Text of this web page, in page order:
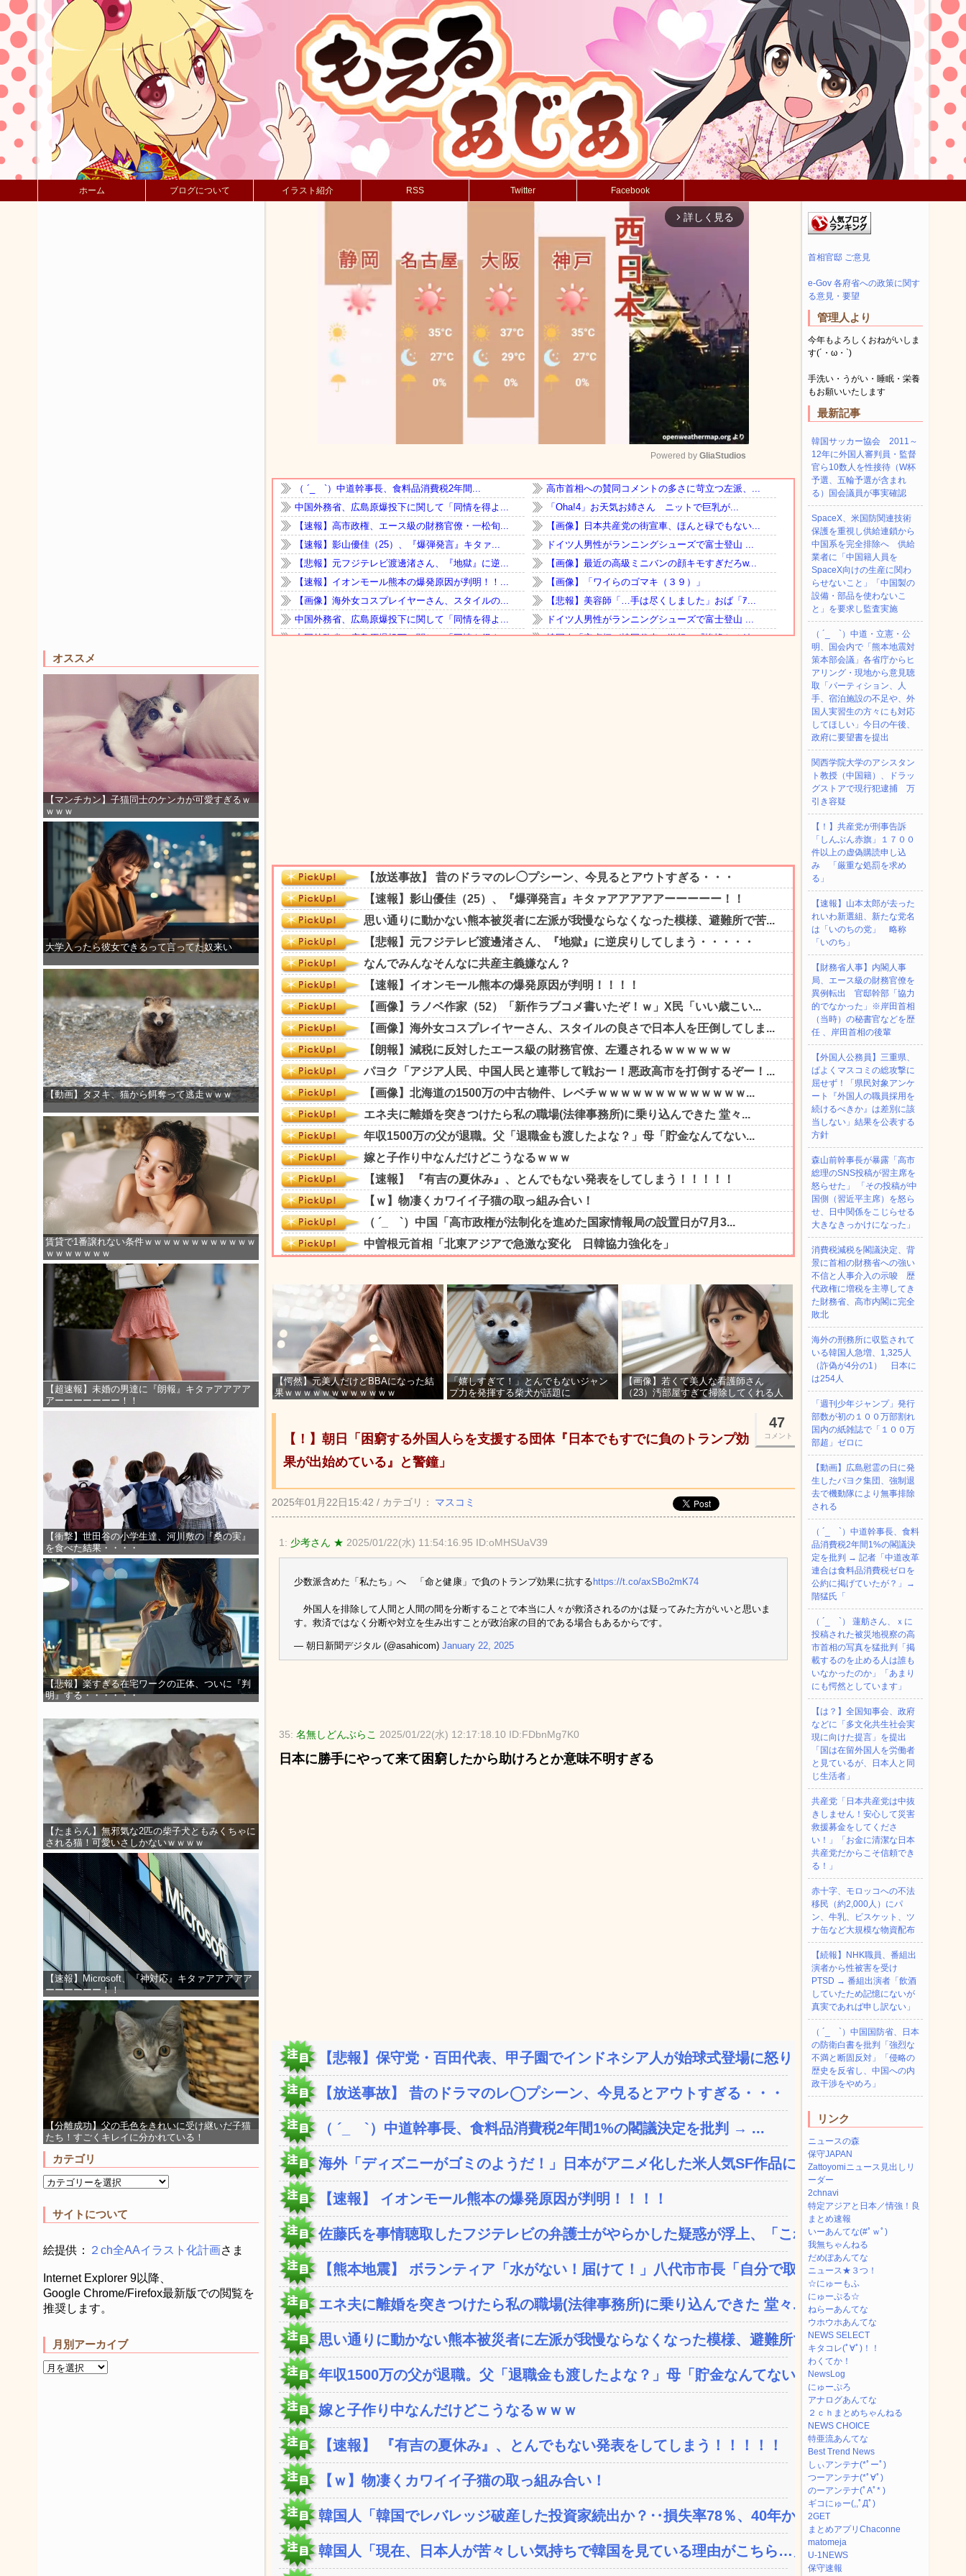
ホーム ブログについて イラスト紹介 RSS Twitter Facebook
オススメ
【マンチカン】子猫同士のケンカが可愛すぎるｗ
ｗｗｗ
大学入ったら彼女できるって言ってた奴来い
【動画】タヌキ、猫から餌奪って逃走ｗｗｗ
賃貸で1番譲れない条件ｗｗｗｗｗｗｗｗｗｗｗｗ
ｗｗｗｗｗｗｗ
【超速報】未婚の男達に『朗報』キタァアアアア
アーーーーーーー！！
【衝撃】世田谷の小学生達、河川敷の『桑の実』
を食べた結果・・・・
【悲報】楽すぎる在宅ワークの正体、ついに『判
明』する・・・・・・
【たまらん】無邪気な2匹の柴子犬ともみくちゃに
される猫！可愛いさしかないｗｗｗｗ
【速報】Microsoft、『神対応』キタァアアアアア
ーーーーーー！！
【分離成功】父の毛色をきれいに受け継いだ子猫
たち！すごくキレイに分かれている！
カテゴリ
サイトについて
絵提供： ２ch全AAイラスト化計画さま
Internet Explorer 9以降、
Google Chrome/Firefox最新版での閲覧を
推奨します。
月別アーカイブ
arrow_forward_ios 詳しく見る
Mute
Powered by GliaStudios
【愕然】元美人だけどBBAになった結
果ｗｗｗｗｗｗｗｗｗｗｗｗ
「嬉しすぎて！」とんでもないジャン
プ力を発揮する柴犬が話題に
【画像】若くて美人な看護師さん
（23）汚部屋すぎて掃除してくれる人
47
コメント
【！】朝日「困窮する外国人らを支援する団体『日本でもすでに負のトランプ効
果が出始めている』と警鐘」
2025年01月22日15:42 / カテゴリ： マスコミ
1: 少考さん ★ 2025/01/22(水) 11:54:16.95 ID:oMHSUaV39
少数派含めた「私たち」へ 「命と健康」で負のトランプ効果に抗するhttps://t.co/axSBo2mK74
外国人を排除して人間と人間の間を分断することで本当に人々が救済されるのかは疑ってみた方がいいと思いま
す。救済ではなく分断や対立を生み出すことが政治家の目的である場合もあるからです。
— 朝日新聞デジタル (@asahicom) January 22, 2025
35: 名無しどんぶらこ 2025/01/22(水) 12:17:18.10 ID:FDbnMg7K0
日本に勝手にやって来て困窮したから助けろとか意味不明すぎる
【悲報】保守党・百田代表、甲子園でインドネシア人が始球式登場に怒り「甲...
【放送事故】 昔のドラマのレ◯プシーン、今見るとアウトすぎる・・・
（ ´_ゝ`）中道幹事長、食料品消費税2年間1%の閣議決定を批判 → ...
海外「ディズニーがゴミのようだ！」日本がアニメ化した米人気SF作品に絶...
【速報】 イオンモール熊本の爆発原因が判明！！！！
佐藤氏を事情聴取したフジテレビの弁護士がやらかした疑惑が浮上、「これが...
【熊本地震】 ボランティア「水がない！届けて！」八代市市長「自分で取り...
エネ夫に離婚を突きつけたら私の職場(法律事務所)に乗り込んできた 堂々...
思い通りに動かない熊本被災者に左派が我慢ならなくなった模様、避難所で苦...
年収1500万の父が退職。父「退職金も渡したよな？」母「貯金なんてない...
嫁と子作り中なんだけどこうなるｗｗｗ
【速報】 『有吉の夏休み』、とんでもない発表をしてしまう！！！！！
【ｗ】物凄くカワイイ子猫の取っ組み合い！
韓国人「韓国でレバレッジ破産した投資家続出か？‥損失率78％、40年か...
韓国人「現在、日本人が苦々しい気持ちで韓国を見ている理由がこちら…」→...
首相官邸 ご意見
e-Gov 各府省への政策に関す
る意見・要望
管理人より
今年もよろしくおねがいしま
す(´・ω・`)
手洗い・うがい・睡眠・栄養
もお願いいたします
最新記事
韓国サッカー協会 2011～
12年に外国人審判員・監督
官ら10数人を性接待（W杯
予選、五輪予選が含まれ
る）国会議員が事実確認
SpaceX、米国防関連技術
保護を重視し供給連鎖から
中国系を完全排除へ 供給
業者に「中国籍人員を
SpaceX向けの生産に関わ
らせないこと」「中国製の
設備・部品を使わないこ
と」を要求し監査実施
（ ´_ゝ`）中道・立憲・公
明、国会内で「熊本地震対
策本部会議」各省庁からヒ
アリング・現地から意見聴
取「パーティション、人
手、宿泊施設の不足や、外
国人実習生の方々にも対応
してほしい」今日の午後、
政府に要望書を提出
関西学院大学のアシスタン
ト教授（中国籍）、ドラッ
グストアで現行犯逮捕 万
引き容疑
【！】共産党が刑事告訴
「しんぶん赤旗」１７００
件以上の虚偽購読申し込
み 「厳重な処罰を求め
る」
【速報】山本太郎が去った
れいわ新選組、新たな党名
は「いのちの党」 略称
「いのち」
【財務省人事】内閣人事
局、エース級の財務官僚を
異例転出 官邸幹部「協力
的でなかった」※岸田首相
（当時）の秘書官などを歴
任 、岸田首相の後輩
【外国人公務員】三重県、
ぱよくマスコミの総攻撃に
屈せず！「県民対象アンケ
ート『外国人の職員採用を
続けるべきか』は差別に該
当しない」結果を公表する
方針
森山前幹事長が暴露「高市
総理のSNS投稿が習主席を
怒らせた」 「その投稿が中
国側（習近平主席）を怒ら
せ、日中関係をこじらせる
大きなきっかけになった」
消費税減税を閣議決定、背
景に首相の財務省への強い
不信と人事介入の示唆 歴
代政権に増税を主導してき
た財務省、高市内閣に完全
敗北
海外の刑務所に収監されて
いる韓国人急増、1,325人
（詐偽が4分の1） 日本に
は254人
「週刊少年ジャンプ」発行
部数が初の１００万部割れ
国内の紙雑誌で「１００万
部超」ゼロに
【動画】広島慰霊の日に発
生したパヨク集団、強制退
去で機動隊により無事排除
される
（ ´_ゝ`）中道幹事長、食料
品消費税2年間1%の閣議決
定を批判 → 記者「中道改革
連合は食料品消費税ゼロを
公約に掲げていたが？」→
階猛氏「
（ ´_ゝ`） 蓮舫さん、ｘに
投稿された被災地視察の高
市首相の写真を猛批判「掲
載するのを止める人は誰も
いなかったのか」「あまり
にも愕然としています」
【は？】全国知事会、政府
などに「多文化共生社会実
現に向けた提言」を提出
「国は在留外国人を労働者
と見ているが、日本人と同
じ生活者」
共産党「日本共産党は中抜
きしません！安心して災害
救援募金をしてくださ
い！」「お金に清潔な日本
共産党だからこそ信頼でき
る！」
赤十字、モロッコへの不法
移民（約2,000人）にパ
ン、牛乳、ビスケット、ツ
ナ缶など大規模な物資配布
【続報】NHK職員、番組出
演者から性被害を受け
PTSD → 番組出演者「飲酒
していたため記憶にないが
真実であれば申し訳ない」
（ ´_ゝ`）中国国防省、日本
の防衛白書を批判「強烈な
不満と断固反対」「侵略の
歴史を反省し、中国への内
政干渉をやめろ」
リンク
ニュースの森
保守JAPAN
Zattoyomiニュース見出しリ
ーダー
2chnavi
特定アジアと日本／情強！良
まとめ速報
いーあんてな(#ﾟｗﾟ)
我無ちゃんねる
だめぽあんてな
ニュース★３つ！
☆にゅーもふ
にゅーぷる☆
ねらーあんてな
ウホウホあんてな
NEWS SELECT
キタコレ(ﾟ∀ﾟ)！！
わくてか！
NewsLog
にゅーぷろ
アナログあんてな
２ｃｈまとめちゃんねる
NEWS CHOICE
特亜流あんてな
Best Trend News
しぃアンテナ(*ﾟーﾟ)
つーアンテナ(*ﾟ∀ﾟ)
のーアンテナ(ﾟAﾟ* )
ギコにゅー(,,ﾟДﾟ)
2GET
まとめアプリChaconne
matomeja
U-1NEWS
保守速報